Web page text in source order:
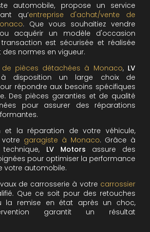
automobile, propose un service
qu’entreprise d'achat/vente de
. Que vous souhaitiez vendre
acquérir un modèle d'occasion
est sécurisée et réalisée
normes en vigueur.
de pièces détachées à Monaco, LV
disposition un large choix de
répondre aux besoins spécifiques
Des pièces garanties et de qualité
pour assurer des réparations
et la réparation de votre véhicule,
garagiste à Monaco. Grâce à
LV Motors assure des
pour optimiser la performance
votre automobile.
de carrosserie à votre carrossier
Que ce soit pour des retouches
la remise en état après un choc,
garantit un résultat